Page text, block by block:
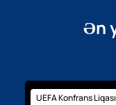
Ən
UEFA Konfrans Liqası